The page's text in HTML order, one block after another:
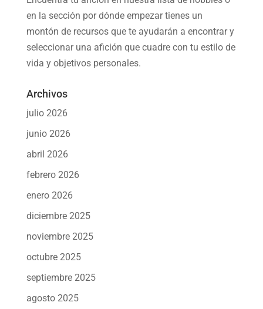
en la sección por dónde empezar tienes un
montón de recursos que te ayudarán a encontrar y
seleccionar una afición que cuadre con tu estilo de
vida y objetivos personales.
Archivos
julio 2026
junio 2026
abril 2026
febrero 2026
enero 2026
diciembre 2025
noviembre 2025
octubre 2025
septiembre 2025
agosto 2025